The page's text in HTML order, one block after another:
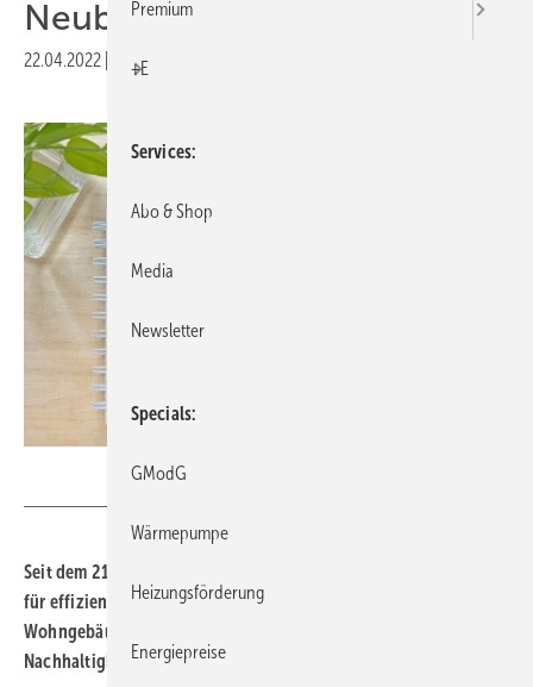
Neubauförderung gestartet
22.04.2022 Druckvorschau
Seit dem 21. April 2022 kann über die KfW eine Bundesförderung
für effiziente Gebäude (BEG) im Programm „Effizienzhaus (EH,
Wohngebäude) / Effizienzgebäude (EG, Nichtwohngebäude) 40-
Nachhaltigkeit (EH/EG 40 NH)“ beantragt werden.
Premium
+E
Services
Abo & Shop
Media
Newsletter
Specials
GModG
Wärmepumpe
Heizungsförderung
Energiepreise